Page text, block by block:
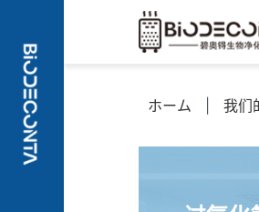
ホーム 我们